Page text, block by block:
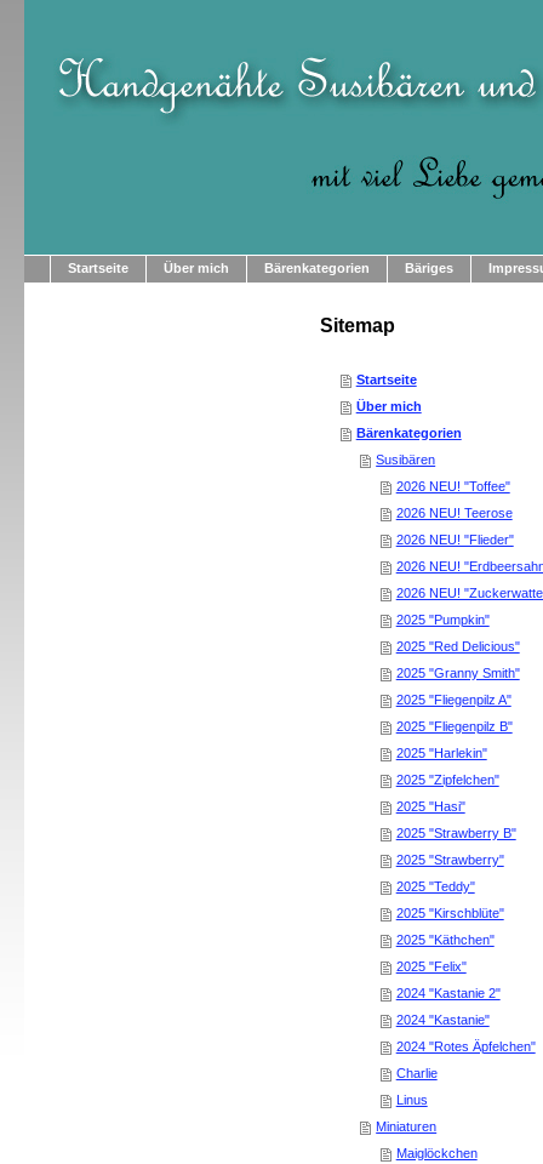
Startseite Über mich Bärenkategorien Bäriges
Sitemap
Startseite
Über mich
Bärenkategorien
Susibären
2026 NEU! "Toffee"
2026 NEU! Teerose
2026 NEU! "Flieder"
2026 NEU!
2026 NEU!
2025 "Pumpkin"
2025 "Red Delicious"
2025 "Granny Smith"
2025 "Fliegenpilz A"
2025 "Fliegenpilz B"
2025 "Harlekin"
2025 "Zipfelchen"
2025 "Hasi"
2025 "Strawberry B"
2025 "Strawberry"
2025 "Teddy"
2025 "Kirschblüte"
2025 "Käthchen"
2025 "Felix"
2024 "Kastanie 2"
2024 "Kastanie"
2024 "Rotes Äpfelchen"
Charlie
Linus
Miniaturen
Maiglöckchen